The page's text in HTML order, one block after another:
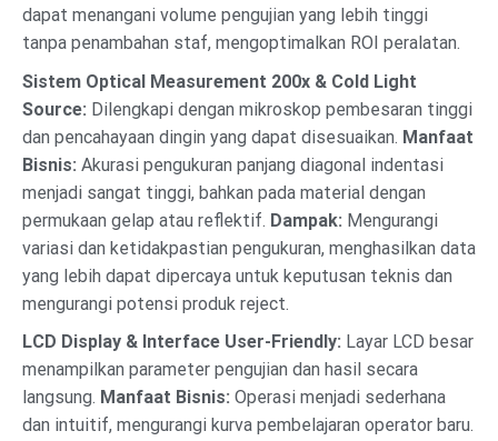
dapat menangani volume pengujian yang lebih tinggi
tanpa penambahan staf, mengoptimalkan ROI peralatan.
Sistem Optical Measurement 200x & Cold Light
Source: Dilengkapi dengan mikroskop pembesaran tinggi
dan pencahayaan dingin yang dapat disesuaikan. Manfaat
Bisnis: Akurasi pengukuran panjang diagonal indentasi
menjadi sangat tinggi, bahkan pada material dengan
permukaan gelap atau reflektif. Dampak: Mengurangi
variasi dan ketidakpastian pengukuran, menghasilkan data
yang lebih dapat dipercaya untuk keputusan teknis dan
mengurangi potensi produk reject.
LCD Display & Interface User-Friendly: Layar LCD besar
menampilkan parameter pengujian dan hasil secara
langsung. Manfaat Bisnis: Operasi menjadi sederhana
dan intuitif, mengurangi kurva pembelajaran operator baru.